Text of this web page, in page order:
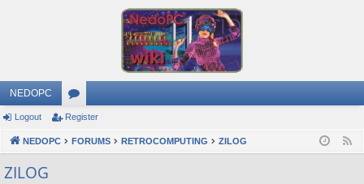
NEDOPC
or
u
Logout Register
NEDOPC FORUMS RETROCOMPUTING ZILOG
ZILOG